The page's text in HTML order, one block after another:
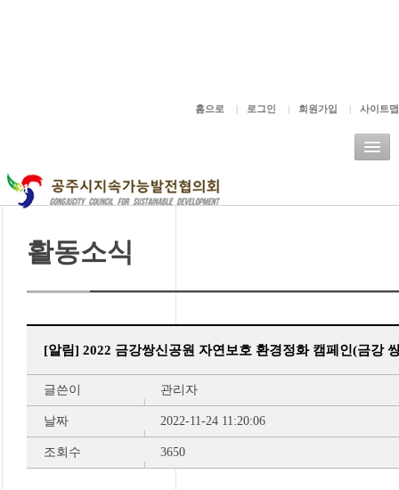
홈으로 | 로그인 | 회원가입 | 사이트맵
활동소식
[알림] 2022 금강쌍신공원 자연보호 환경정화 캠페인(금강
글쓴이 관리자
날짜 2022-11-24 11:20:06
조회수 3650